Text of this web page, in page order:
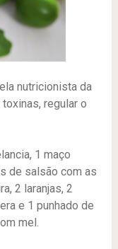
nutricionista da
regular o
1 maço
de salsão com as
2 laranjas, 2
e 1 punhado de
mel.